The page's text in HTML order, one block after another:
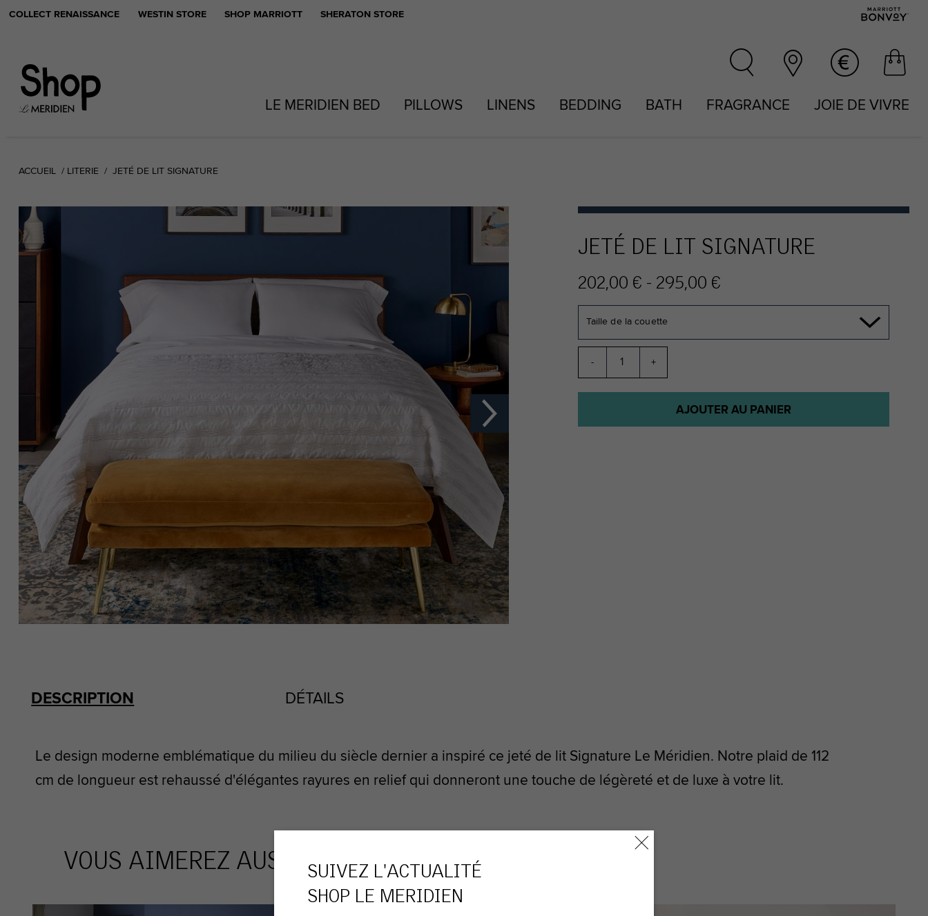
COLLECT RENAISSANCE WESTIN STORE SHOP MARRIOTT SHERATON STORE
LE MERIDIEN BED PILLOWS LINENS BEDDING BATH FRAGRANCE JOIE DE VIVRE
ACCUEIL LITERIE JETÉ DE LIT SIGNATURE
JETÉ DE LIT SIGNATURE
202,00 € - 295,00 €
Taille de la couette
- +
AJOUTER AU PANIER
DESCRIPTION DÉTAILS
Le design moderne emblématique du milieu du siècle dernier a inspiré ce jeté de lit Signature Le Méridien. Notre plaid de 112
cm de longueur est rehaussé d'élégantes rayures en relief qui donneront une touche de légèreté et de luxe à votre lit.
VOUS AIMEREZ AUSSI
SUIVEZ L'ACTUALITÉ
SHOP LE MERIDIEN